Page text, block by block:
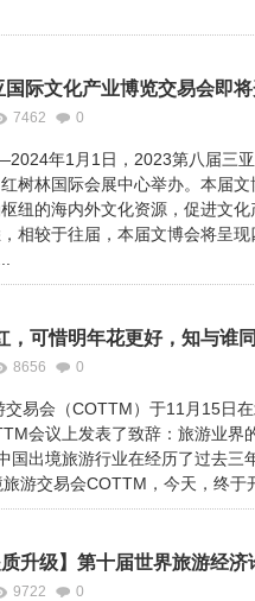
际文化产业博览交易会即
7462 0
年1月1日，2023第八届三
树林国际会展中心举办。本届
纽的海内外文化资源，促进文
相较于往届，本届文博会将呈
8656 0
交易会（COTTM）于11月15日
会议上发表了致辞：旅游业
国出境旅游行业在经历了过去三
游交易会COTTM，今天，终于
9722 0